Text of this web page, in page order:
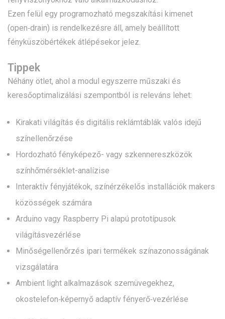
Ezen felül egy programozható megszakítási kimenet
(open‑drain) is rendelkezésre áll, amely beállított
fényküszöbértékek átlépésekor jelez.
Tippek
Néhány ötlet, ahol a modul egyszerre műszaki és
keresőoptimalizálási szempontból is releváns lehet:
Kirakati világítás és digitális reklámtáblák valós idejű
színellenőrzése
Hordozható fényképező- vagy szkennereszközök
színhőmérséklet-analízise
Interaktív fényjátékok, színérzékelős installációk makers
közösségek számára
Arduino vagy Raspberry Pi alapú prototípusok
világításvezérlése
Minőségellenőrzés ipari termékek színazonosságának
vizsgálatára
Ambient light alkalmazások szemüvegekhez,
okostelefon‑képernyő adaptív fényerő‑vezérlése